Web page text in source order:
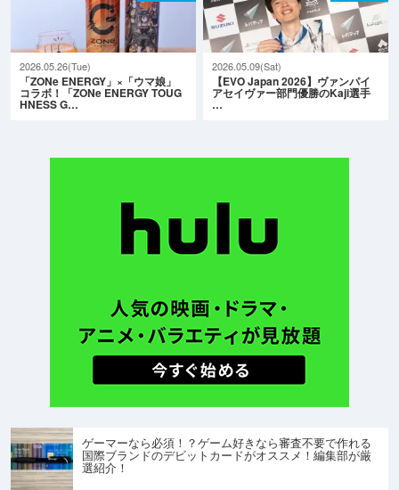
2026.05.26(Tue)
「ZONe ENERGY」×「ウマ娘」
コラボ！「ZONe ENERGY TOUG
HNESS G…
2026.05.09(Sat)
【EVO Japan 2026】ヴァンパイ
アセイヴァー部門優勝のKaji選手
…
ゲーマーなら必須！？ゲーム好きなら審査不要で作れる
国際ブランドのデビットカードがオススメ！編集部が厳
選紹介！